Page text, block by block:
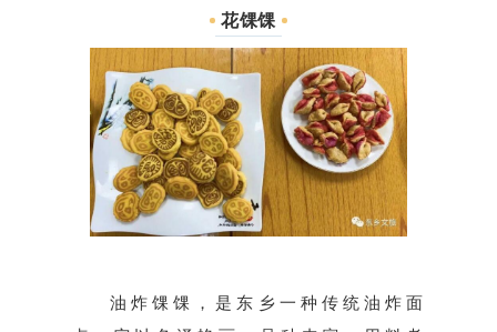
花馃馃
油炸馃馃，是东乡一种传统油炸面